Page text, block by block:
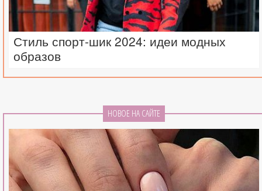
Стиль спорт-шик 2024: идеи модных
образов
НОВОЕ НА САЙТЕ